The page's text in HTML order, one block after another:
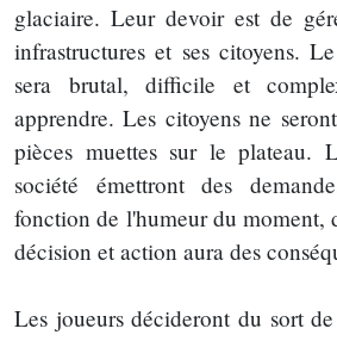
glaciaire. Leur devoir est de
infrastructures et ses citoyens.
sera brutal, difficile et
apprendre. Les citoyens ne
pièces muettes sur le plateau.
société émettront des
fonction de l'humeur du moment,
décision et action aura des
Les joueurs décideront du sort